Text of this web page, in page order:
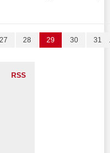
27 28 29 30 31
RSS